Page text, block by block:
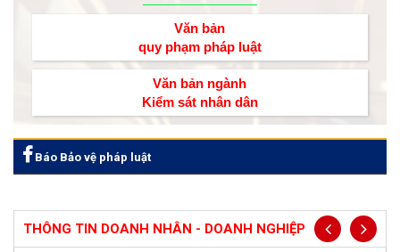
Văn bản
quy phạm pháp luật
Văn bản ngành
Kiểm sát nhân dân
Báo Bảo vệ pháp luật
THÔNG TIN DOANH NHÂN - DOANH NGHIỆP